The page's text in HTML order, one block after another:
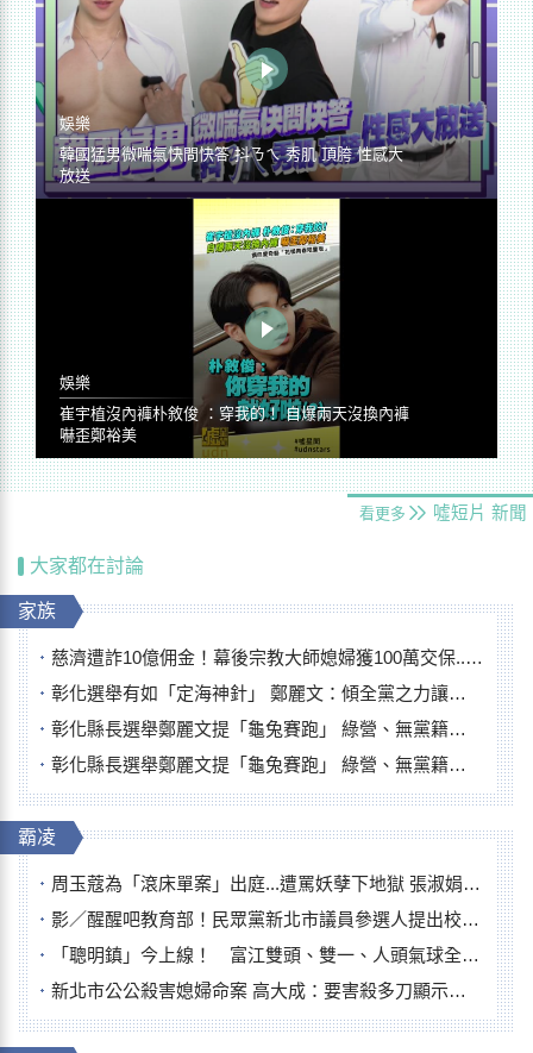
娛樂
韓國猛男微喘氣快問快答 抖ㄋㄟ 秀肌 頂胯 性感大
放送
娛樂
崔宇植沒內褲朴敘俊 ：穿我的！ 自爆兩天沒換內褲
嚇歪鄭裕美
看更多 噓短片 新聞
大家都在討論
家族
慈濟遭詐10億佣金！幕後宗教大師媳婦獲100萬交保...快步奔離不發一語
彰化選舉有如「定海神針」 鄭麗文：傾全黨之力讓彰化贏
彰化縣長選舉鄭麗文提「龜兔賽跑」 綠營、無黨籍忙否認是烏龜
彰化縣長選舉鄭麗文提「龜兔賽跑」 綠營、無黨籍忙否認是烏龜
霸凌
周玉蔻為「滾床單案」出庭...遭罵妖孽下地獄 張淑娟批：舌頭殺人有罪
影／醒醒吧教育部！民眾黨新北市議員參選人提出校園反毒防線升級政見
「聰明鎮」今上線！ 富江雙頭、雙一、人頭氣球全登場
新北市公公殺害媳婦命案 高大成：要害殺多刀顯示怨恨深